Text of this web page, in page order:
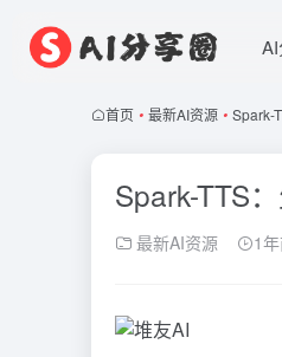
首页 • 最新AI资源 • Spark-
Spark-TTS
最新AI资源 1